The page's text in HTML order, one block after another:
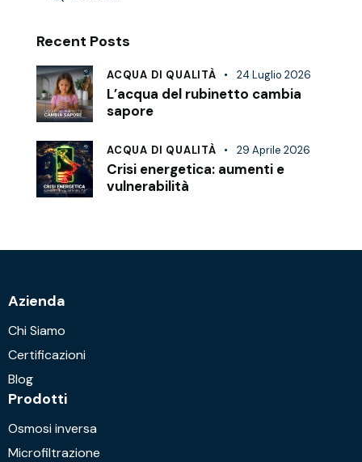
Recent Posts
ACQUA DI QUALITÀ 24 Luglio 2026
L’acqua del rubinetto cambia
sapore
ACQUA DI QUALITÀ 29 Aprile 2026
Crisi energetica: aumenti e
vulnerabilità
Azienda
Chi Siamo
Certificazioni
Blog
Prodotti
Osmosi inversa
Microfiltrazione